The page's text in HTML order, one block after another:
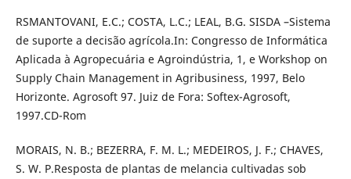
RSMANTOVANI, E.C.; COSTA, L.C.; LEAL, B.G. SISDA –Sistema
de suporte a decisão agrícola.In: Congresso de Informática
Aplicada à Agropecuária e Agroindústria, 1, e Workshop on
Supply Chain Management in Agribusiness, 1997, Belo
Horizonte. Agrosoft 97. Juiz de Fora: Softex-Agrosoft,
1997.CD-Rom
MORAIS, N. B.; BEZERRA, F. M. L.; MEDEIROS, J. F.; CHAVES,
S. W. P.Resposta de plantas de melancia cultivadas sob